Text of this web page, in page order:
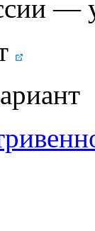
—